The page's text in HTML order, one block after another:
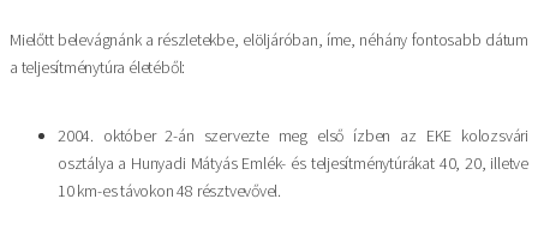
Mielőtt belevágnánk a részletekbe, elöljáróban, íme, néhány fontosabb dátum
a teljesítménytúra életéből:
2004. október 2-án szervezte meg első ízben az EKE kolozsvári
osztálya a Hunyadi Mátyás Emlék- és teljesítménytúrákat 40, 20, illetve
10 km-es távokon 48 résztvevővel.